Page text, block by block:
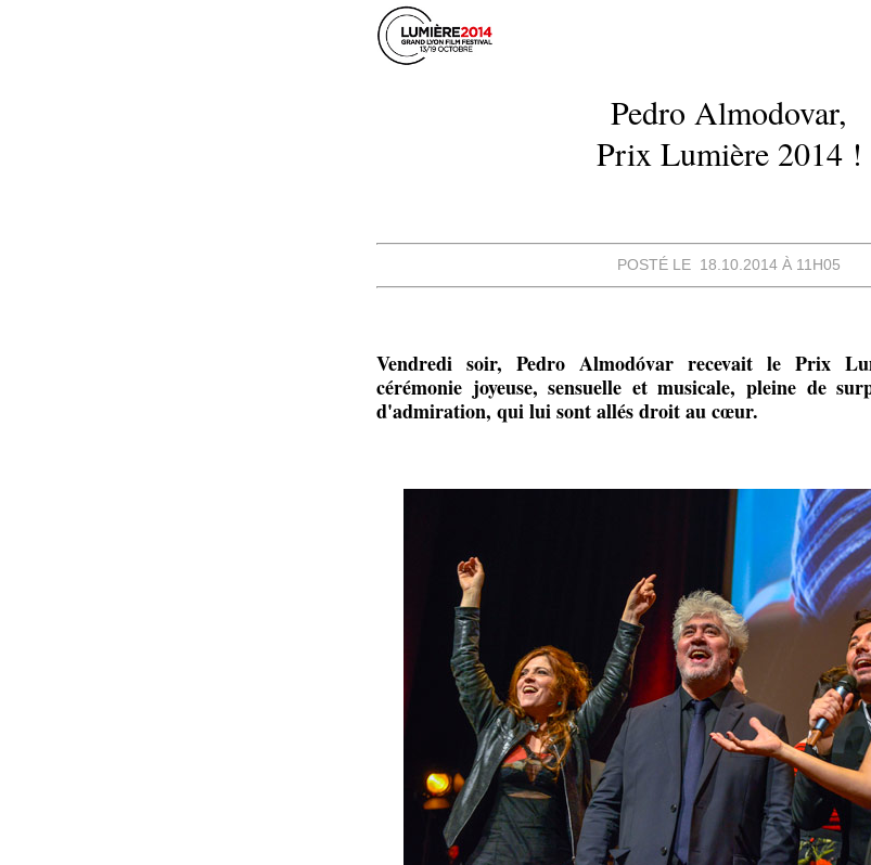
Pedro Almodovar,
Prix Lumière 2014 !
POSTÉ LE 18.10.2014 À 11H05
Vendredi soir, Pedro Almodóvar recevait le Prix
cérémonie joyeuse, sensuelle et musicale, pleine de
d'admiration, qui lui sont allés droit au cœur.